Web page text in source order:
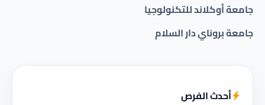
جامعة أوكلاند للتكنولوجيا
جامعة بروناي دار السلام
أحدث الفرص